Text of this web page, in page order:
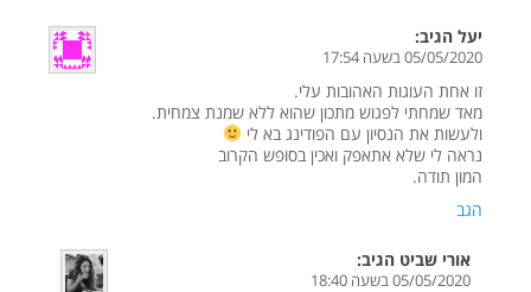
יעל הגיב:
05/05/2020 בשעה 17:54
זו אחת העוגות האהובות עלי.
מאד שמחתי לפגוש מתכון שהוא ללא שמנת צמחית.
ולעשות את הנסיון עם הפודינג בא לי
נראה לי שלא אתאפק ואכין בסופש הקרוב
המון תודה.
הגב
אורי שביט הגיב:
05/05/2020 בשעה 18:40